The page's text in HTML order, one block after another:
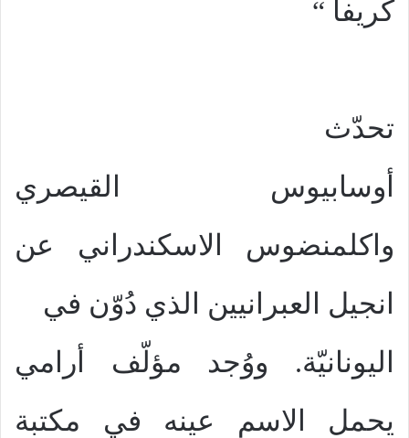
كريفا “
تحدّث
أوسابيوس القيصري
واكلمنضوس الاسكندراني عن
انجيل العبرانيين الذي دُوّن في
اليونانيّة. ووُجد مؤلّف أرامي
يحمل الاسم عينه في مكتبة